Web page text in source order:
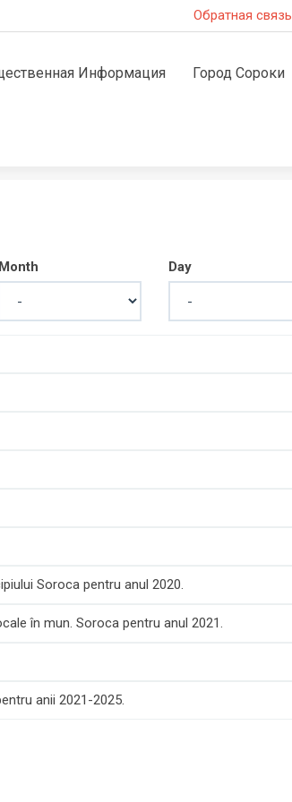
Обратная связь
Информация Город Сороки
Month Day
Soroca pentru anul 2020.
în mun. Soroca pentru anul 2021.
anii 2021-2025.